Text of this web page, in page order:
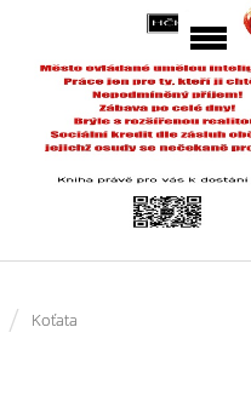
/ Koťata